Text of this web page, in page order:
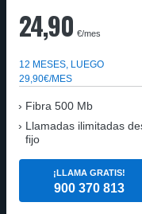
24,90 €/mes
12 MESES, LUEGO
29,90€/MES
Fibra 500 Mb
Llamadas ilimitadas
fijo
¡LLAMA GRATIS!
900 370 813